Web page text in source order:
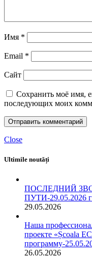
Имя *
Email *
Сайт
Сохранить моё имя,
последующих моих
Close
Ultimile noutăți
ПОСЛЕДНИЙ
ПУТИ-29.05.2026
29.05.2026
Наша
проекте «Școala
программу-
26.05.2026